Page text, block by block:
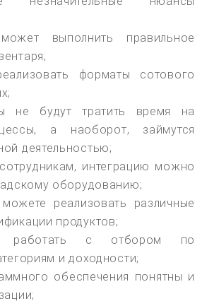
выполнить правильное
форматы сотового
не будут тратить время на
а наоборот, займутся
деятельностью;
интеграцию можно
оборудованию;
реализовать различные
продуктов;
работать с отбором по
и доходности;
обеспечения понятны и